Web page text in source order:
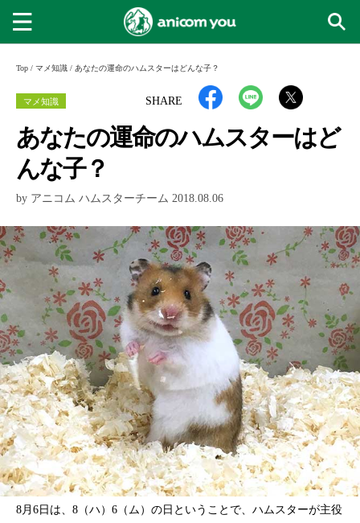
Top / マメ知識 / あなたの運命のハムスターはどんな子？
SHARE
マメ知識
あなたの運命のハムスターはど
んな子？
by アニコム ハムスターチーム 2018.08.06
8月6日は、8（ハ）6（ム）の日ということで、ハムスターが主役